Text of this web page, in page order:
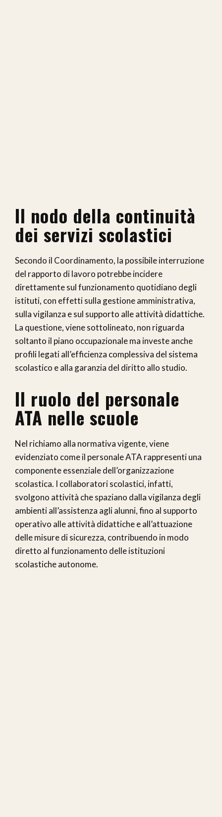
Il nodo della continuità
dei servizi scolastici
Secondo il Coordinamento, la possibile interruzione
del rapporto di lavoro potrebbe incidere
direttamente sul funzionamento quotidiano degli
istituti, con effetti sulla gestione amministrativa,
sulla vigilanza e sul supporto alle attività didattiche.
La questione, viene sottolineato, non riguarda
soltanto il piano occupazionale ma investe anche
profili legati all’efficienza complessiva del sistema
scolastico e alla garanzia del diritto allo studio.
Il ruolo del personale
ATA nelle scuole
Nel richiamo alla normativa vigente, viene
evidenziato come il personale ATA rappresenti una
componente essenziale dell’organizzazione
scolastica. I collaboratori scolastici, infatti,
svolgono attività che spaziano dalla vigilanza degli
ambienti all’assistenza agli alunni, fino al supporto
operativo alle attività didattiche e all’attuazione
delle misure di sicurezza, contribuendo in modo
diretto al funzionamento delle istituzioni
scolastiche autonome.